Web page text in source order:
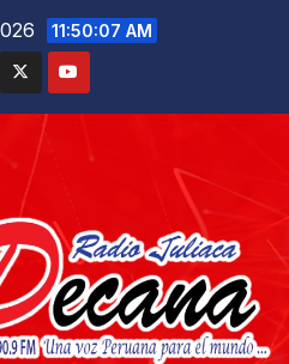
11:50:08 AM